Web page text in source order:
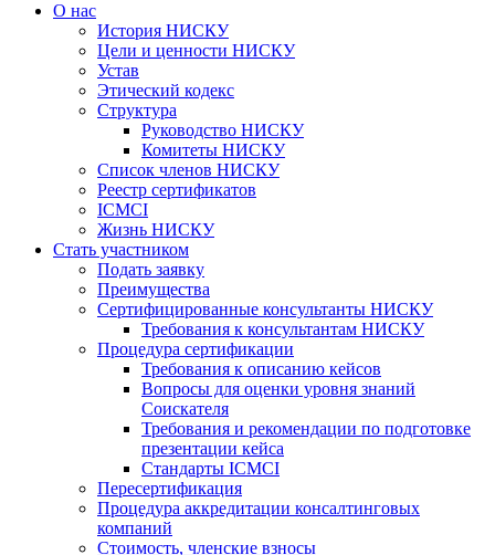
О нас
История НИСКУ
Цели и ценности НИСКУ
Устав
Этический кодекс
Структура
Руководство НИСКУ
Комитеты НИСКУ
Список членов НИСКУ
Реестр сертификатов
ICMCI
Жизнь НИСКУ
Стать участником
Подать заявку
Преимущества
Сертифицированные консультанты НИСКУ
Требования к консультантам НИСКУ
Процедура сертификации
Требования к описанию кейсов
Вопросы для оценки уровня знаний
Соискателя
Требования и рекомендации по подготовке
презентации кейса
Стандарты ICMCI
Пересертификация
Процедура аккредитации консалтинговых
компаний
Стоимость, членские взносы